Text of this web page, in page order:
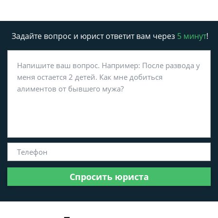
Задайте вопрос и юрист ответит вам через 5 минут!
Спросить юриста